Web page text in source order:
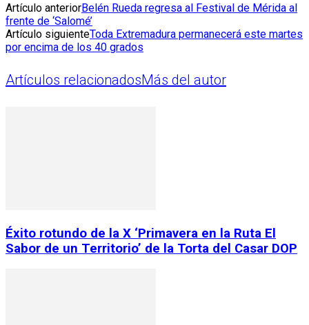
Artículo anteriorBelén Rueda regresa al Festival de Mérida al
frente de ‘Salomé’
Artículo siguienteToda Extremadura permanecerá este martes
por encima de los 40 grados
Artículos relacionadosMás del autor
Éxito rotundo de la X ‘Primavera en la Ruta El
Sabor de un Territorio’ de la Torta del Casar DOP